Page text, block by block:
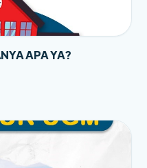
APA YA?